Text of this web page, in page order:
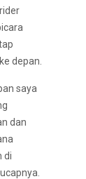
depan.
saya
dan
di